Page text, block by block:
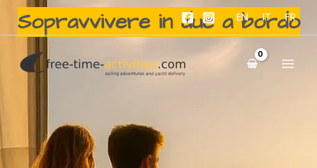
contenuto
EN IT FR
Sopravvivere in due a bordo